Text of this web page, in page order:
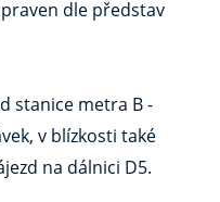
dle představ
stanice metra B -
v blízkosti také
na dálnici D5.